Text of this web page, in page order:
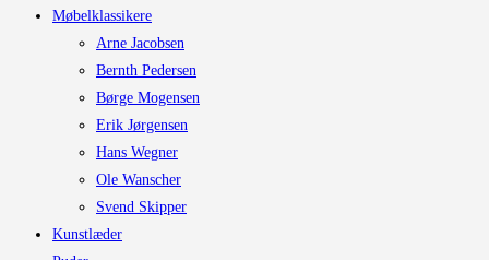
Møbelklassikere
Arne Jacobsen
Bernth Pedersen
Børge Mogensen
Erik Jørgensen
Hans Wegner
Ole Wanscher
Svend Skipper
Kunstlæder